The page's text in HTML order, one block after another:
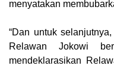
menyatakan
“Dan untuk
Relawan Jokowi
mendeklarasikan